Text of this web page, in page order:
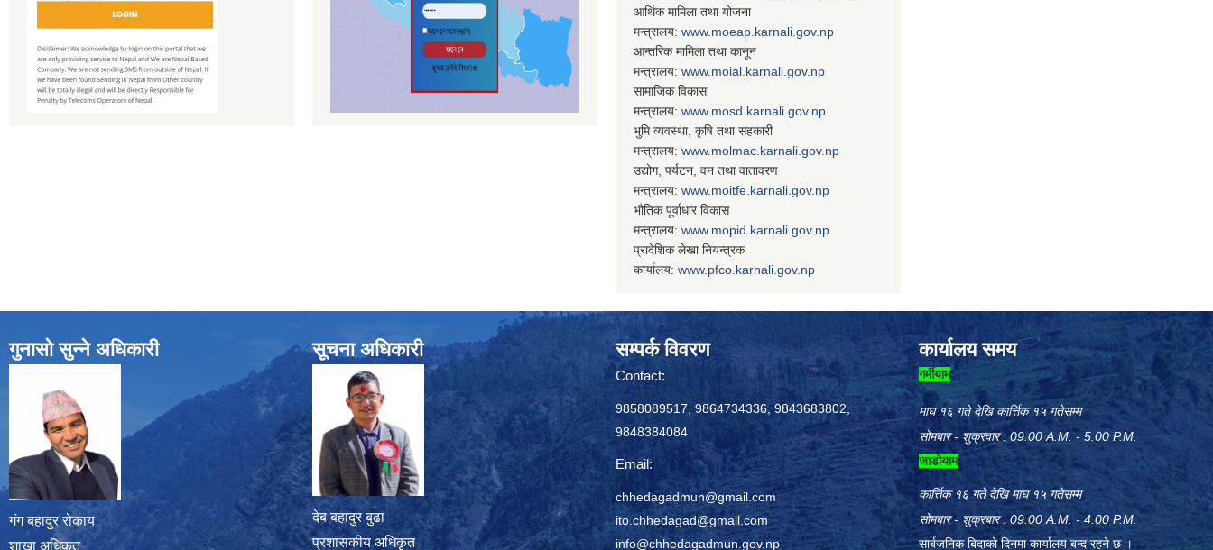
आर्थिक मामिला तथा योजना
मन्त्रालय: www. moeap.karnali.gov.np
आन्तरिक मामिला तथा कानून
मन्त्रालय: www. moial.karnali.gov.np
सामाजिक विकास
मन्त्रालय: www. mosd.karnali.gov.np
भुमि व्यवस्था, कृषि तथा सहकारी
मन्त्रालय: www. molmac.karnali.gov.np
उद्योग, पर्यटन, वन तथा वातावरण
मन्त्रालय: www. moitfe.karnali.gov.np
भौतिक पूर्वाधार विकास
मन्त्रालय: www. mopid.karnali.gov.np
प्रादेशिक लेखा नियन्त्रक
कार्यालय: www. pfco.karnali.gov.np
गुनासो सुन्ने अधिकारी
गंग बहादुर रोकाय
शाखा अधिृकत
सूचना अधिकारी
देब बहादुर बुढा
प्रशासकीय अधिकृत
सम्पर्क विवरण
Contact:
9858089517, 9864734336, 9843683802,
9848384084
Email:
chhedagadmun@gmail.com
ito.chhedagad@gmail.com
info@chhedagadmun.gov.np
कार्यालय समय
गर्मीयाम
माघ १६ गते देखि कार्त्तिक १५ गतेसम्म
सोमबार - शुक्रवार : 09:00 A.M. - 5:00 P.M.
जाडोयाम
कार्त्तिक १६ गते देखि माघ १५ गतेसम्म
सोमबार - शुक्रबार : 09:00 A.M. - 4:00 P.M.
सार्बजनिक बिदाको दिनमा कार्यालय बन्द रहने छ ।